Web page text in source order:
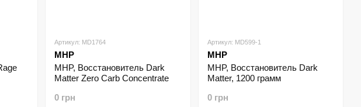
Артикул: MD1764
MHP
MHP, Восстановитель Dark
Matter Zero Carb Concentrate
0 грн
Артикул: MD599-1
MHP
MHP, Восстановитель Dark
Matter, 1200 грамм
0 грн